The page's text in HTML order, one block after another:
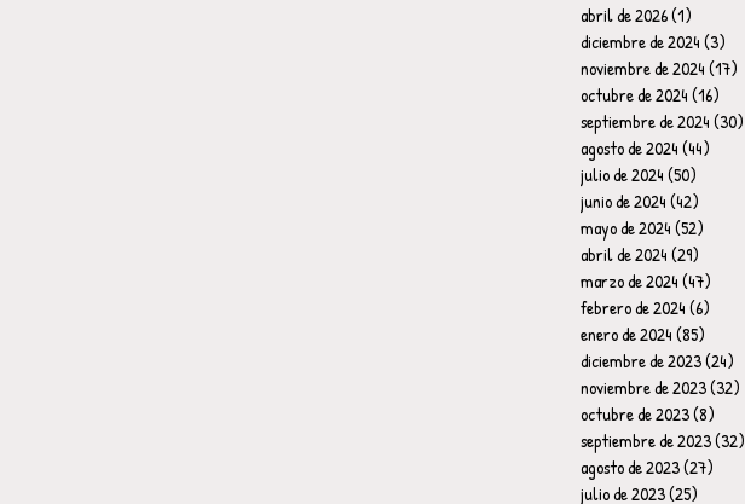
abril de 2026(1)
diciembre de 2024(3)
noviembre de 2024(17)
octubre de 2024(16)
septiembre de 2024(30)
agosto de 2024(44)
julio de 2024(50)
junio de 2024(42)
mayo de 2024(52)
abril de 2024(29)
marzo de 2024(47)
febrero de 2024(6)
enero de 2024(85)
diciembre de 2023(24)
noviembre de 2023(32)
octubre de 2023(8)
septiembre de 2023(32)
agosto de 2023(27)
julio de 2023(25)